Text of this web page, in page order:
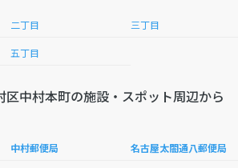
二丁目 三丁目
五丁目
区中村本町の施設・スポット周辺から
中村郵便局 名古屋太閤通八郵便局